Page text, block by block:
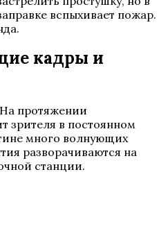
вспыхивает пожар.
кадры и
протяжении
зрителя в постоянном
много волнующих
разворачиваются на
станции.